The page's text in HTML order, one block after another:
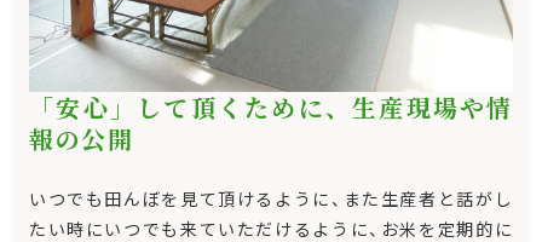
「安心」して頂くために、生産現場や情
報の公開
いつでも田んぼを見て頂けるように、また生産者と話がし
たい時にいつでも来ていただけるように、お米を定期的に